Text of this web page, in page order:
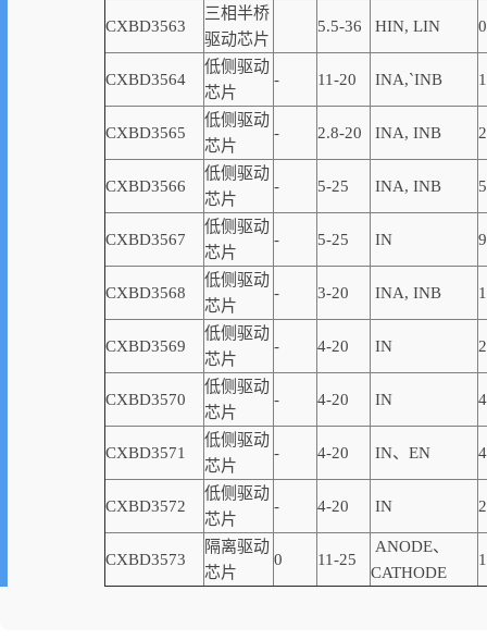
CXBD3563
三相半桥
驱动芯片
5.5-36 HIN, LIN
CXBD3564
低侧驱动
芯片
- 11-20 INA,`INB
CXBD3565
低侧驱动
芯片
- 2.8-20 INA, INB
CXBD3566
低侧驱动
芯片
- 5-25 INA, INB
CXBD3567
低侧驱动
芯片
- 5-25 IN
CXBD3568
低侧驱动
芯片
- 3-20 INA, INB
CXBD3569
低侧驱动
芯片
- 4-20 IN
CXBD3570
低侧驱动
芯片
- 4-20 IN
CXBD3571
低侧驱动
芯片
- 4-20 IN、EN
CXBD3572
低侧驱动
芯片
- 4-20 IN
CXBD3573
隔离驱动
芯片
0 11-25
ANODE、
CATHODE
1